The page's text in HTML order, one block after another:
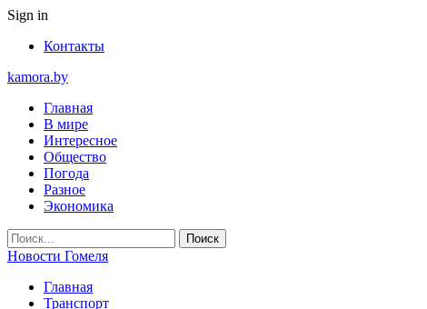
Sign in
Контакты
kamora.by
Главная
В мире
Интересное
Общество
Погода
Разное
Экономика
Новости Гомеля
Главная
Транспорт